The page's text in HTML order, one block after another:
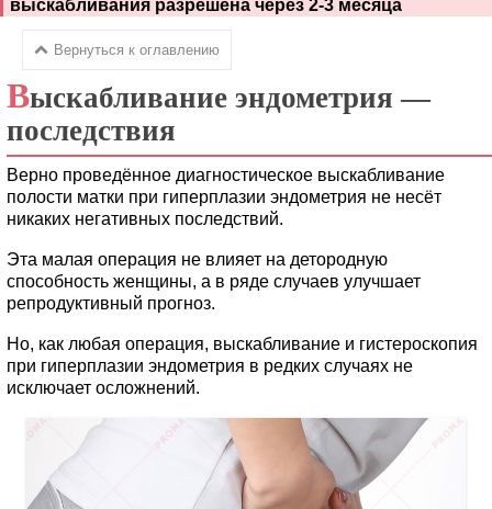
выскабливания разрешена через 2-3 месяца
Вернуться к оглавлению
Выскабливание эндометрия —
последствия
Верно проведённое диагностическое выскабливание
полости матки при гиперплазии эндометрия не несёт
никаких негативных последствий.
Эта малая операция не влияет на детородную
способность женщины, а в ряде случаев улучшает
репродуктивный прогноз.
Но, как любая операция, выскабливание и гистероскопия
при гиперплазии эндометрия в редких случаях не
исключает осложнений.